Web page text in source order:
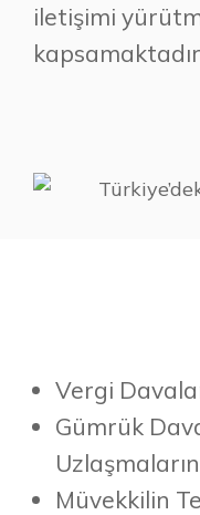
iletişimi
Vergi
Gümrük
Müvekkilin